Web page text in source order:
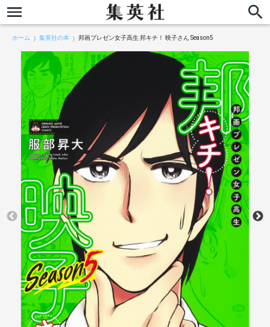
ホーム 集英社の本 邦画プレゼン女子高生 邦キチ！ 映子さん Season5